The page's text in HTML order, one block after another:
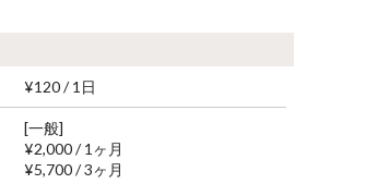
¥120 / 1日
[一般]
¥2,000 / 1ヶ月
¥5,700 / 3ヶ月